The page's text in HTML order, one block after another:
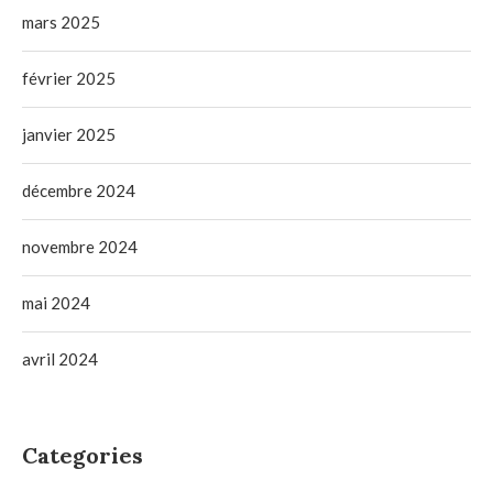
mars 2025
février 2025
janvier 2025
décembre 2024
novembre 2024
mai 2024
avril 2024
Categories